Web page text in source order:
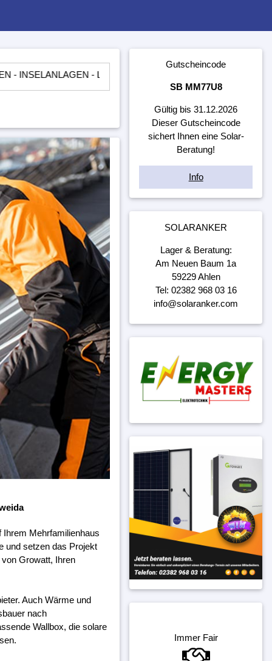
- LADEREGLER - BATTERIEN -
Ihrem Mehrfamilienhaus
und setzen das Projekt
Growatt, Ihren
Auch Wärme und
nach
Wallbox, die solare
Gutscheincode
SB MM77U8
Gültig bis 31.12.2026
Dieser Gutscheincode
sichert Ihnen eine Solar-
Beratung!
Info
SOLARANKER
Lager & Beratung:
Am Neuen Baum 1a
59229 Ahlen
Tel: 02382 968 03 16
info@solaranker.com
Immer Fair